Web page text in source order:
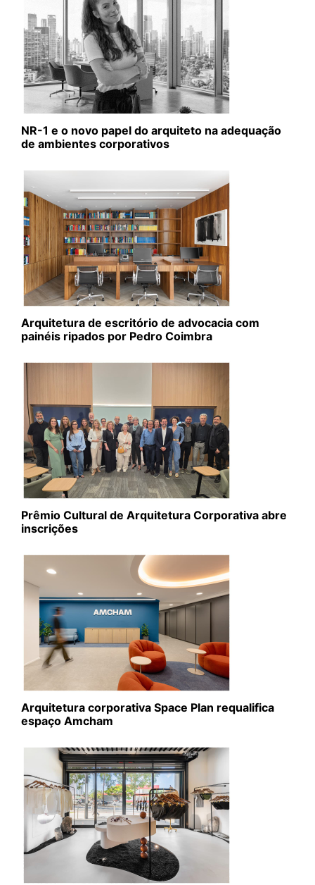
NR-1 e o novo papel do arquiteto na adequação
de ambientes corporativos
Arquitetura de escritório de advocacia com
painéis ripados por Pedro Coimbra
Prêmio Cultural de Arquitetura Corporativa abre
inscrições
Arquitetura corporativa Space Plan requalifica
espaço Amcham